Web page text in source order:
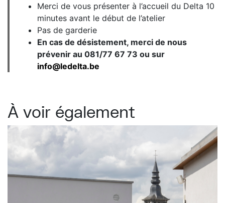
Merci de vous présenter à l’accueil du Delta 10
minutes avant le début de l’atelier
Pas de garderie
En cas de désistement, merci de nous
prévenir au 081/77 67 73 ou sur
info@ledelta.be
À voir également